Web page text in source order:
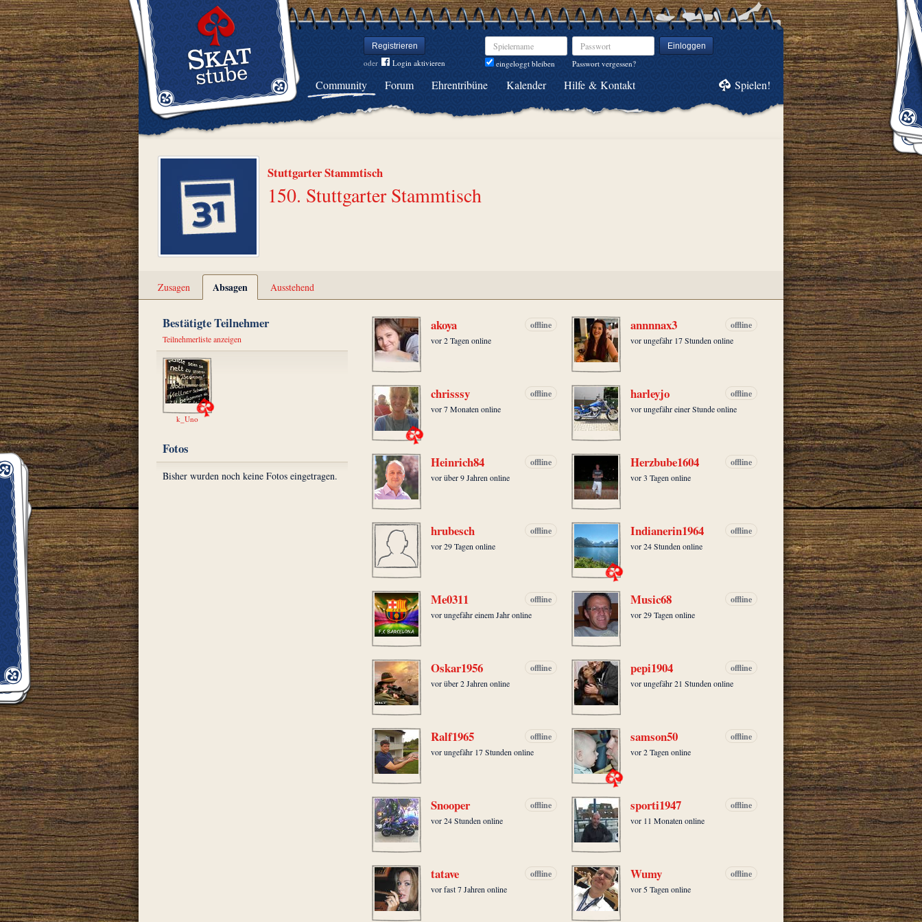
Registrieren
oder Login aktivieren
Spielername
eingeloggt bleiben
Passwort Einloggen
Passwort vergessen?
Community Forum Ehrentribüne Kalender Hilfe & Kontakt Spielen!
Stuttgarter Stammtisch
150. Stuttgarter Stammtisch
Zusagen Absagen Ausstehend
Bestätigte Teilnehmer
Teilnehmerliste anzeigen
k_Uno
Fotos
Bisher wurden noch keine Fotos eingetragen.
akoya offline
vor 2 Tagen online
annnnax3 offline
vor ungefähr 17 Stunden online
chrisssy offline
vor 7 Monaten online
harleyjo offline
vor ungefähr einer Stunde online
Heinrich84 offline
vor über 9 Jahren online
Herzbube1604 offline
vor 3 Tagen online
hrubesch offline
vor 29 Tagen online
Indianerin1964 offline
vor 24 Stunden online
Me0311 offline
vor ungefähr einem Jahr online
Music68 offline
vor 29 Tagen online
Oskar1956 offline
vor über 2 Jahren online
pepi1904 offline
vor ungefähr 21 Stunden online
Ralf1965 offline
vor ungefähr 17 Stunden online
samson50 offline
vor 2 Tagen online
Snooper offline
vor 24 Stunden online
sporti1947 offline
vor 11 Monaten online
tatave offline
vor fast 7 Jahren online
Wumy offline
vor 5 Tagen online